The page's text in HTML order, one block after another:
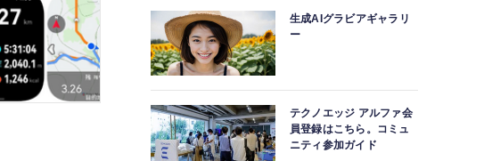
生成AIグラビアギャラリ
ー
テクノエッジ アルファ会
員登録はこちら。コミュ
ニティ参加ガイド